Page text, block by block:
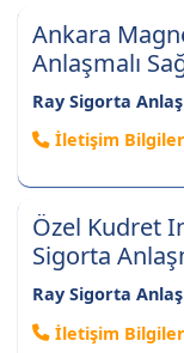
Ankara
Anlaşmalı
Ray Sigorta
İletişim
Özel Kudret
Sigorta
Ray Sigorta
İletişim